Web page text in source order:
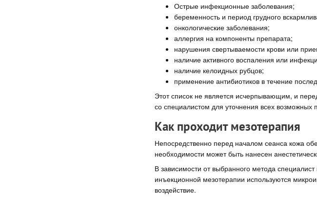
Острые инфекционные заболевания;
беременность и период грудного
онкологические заболевания;
аллергия на компоненты препарата;
нарушения свертываемости крови или
наличие активного воспаления или
наличие келоидных рубцов;
применение антибиотиков в течение
Этот список не является исчерпывающим, и
со специалистом для уточнения всех возможных
Как проходит мезотерапия
Непосредственно перед началом сеанса кожа
необходимости может быть нанесен
В зависимости от выбранного метода
инъекционной мезотерапии используются
воздействие.